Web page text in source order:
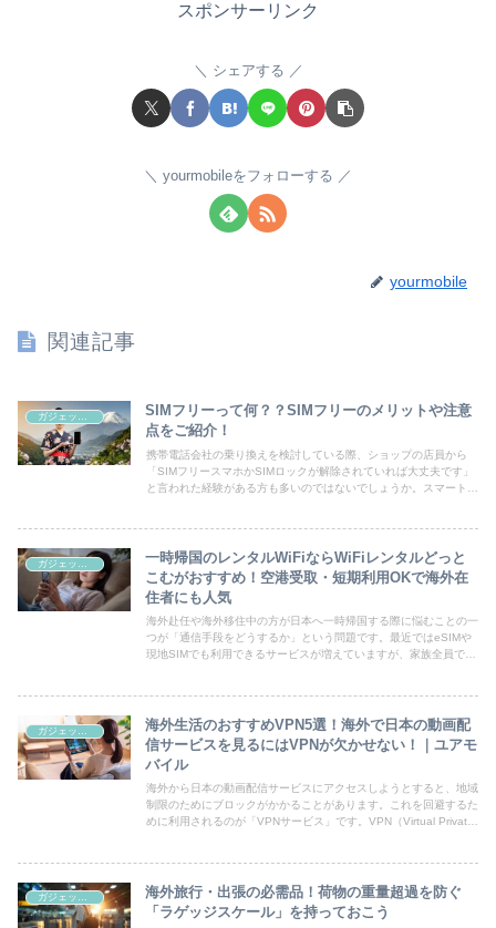
スポンサーリンク
シェアする
yourmobileをフォローする
yourmobile
関連記事
SIMフリーって何？？SIMフリーのメリットや注意
点をご紹介！
携帯電話会社の乗り換えを検討している際、ショップの店員から
「SIMフリースマホかSIMロックが解除されていれば大丈夫です」
と言われた経験がある方も多いのではないでしょうか。スマートフ
一時帰国のレンタルWiFiならWiFiレンタルどっと
こむがおすすめ！空港受取・短期利用OKで海外在
住者にも人気
海外赴任や海外移住中の方が日本へ一時帰国する際に悩むことの一
つが「通信手段をどうするか」という問題です。最近ではeSIMや
現地SIMでも利用できるサービスが増えていますが、家族全員で利
海外生活のおすすめVPN5選！海外で日本の動画配
信サービスを見るにはVPNが欠かせない！｜ユアモ
バイル
海外から日本の動画配信サービスにアクセスしようとすると、地域
制限のためにブロックがかかることがあります。これを回避するた
めに利用されるのが「VPNサービス」です。VPN（Virtual Private
ガジェット系
海外旅行・出張の必需品！荷物の重量超過を防ぐ
「ラゲッジスケール」を持っておこう